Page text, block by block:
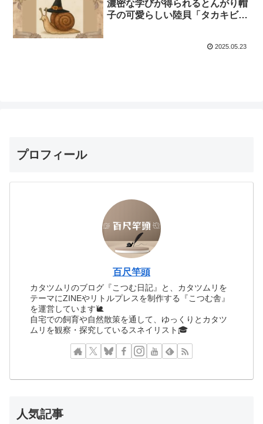
濃密な学びが得られるとんがり帽
子の可愛らしい陸貝「タカキビ」
2025.05.23
プロフィール
百尺竿頭
カタツムリのブログ『こつむ日記』と、カタツムリを
テーマにZINEやリトルプレスを制作する『こつむ舎』
を運営しています🐌
自宅での飼育や自然散策を通して、ゆっくりとカタツ
ムリを観察・探究しているスネイリスト🎓
人気記事